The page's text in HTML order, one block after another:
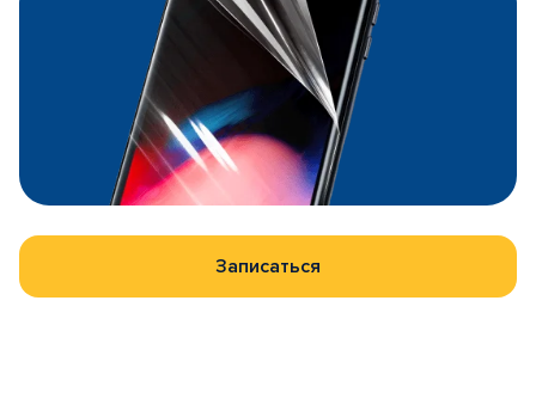
Записаться